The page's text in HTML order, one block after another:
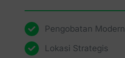
Pengobatan Modern
Lokasi Strategis